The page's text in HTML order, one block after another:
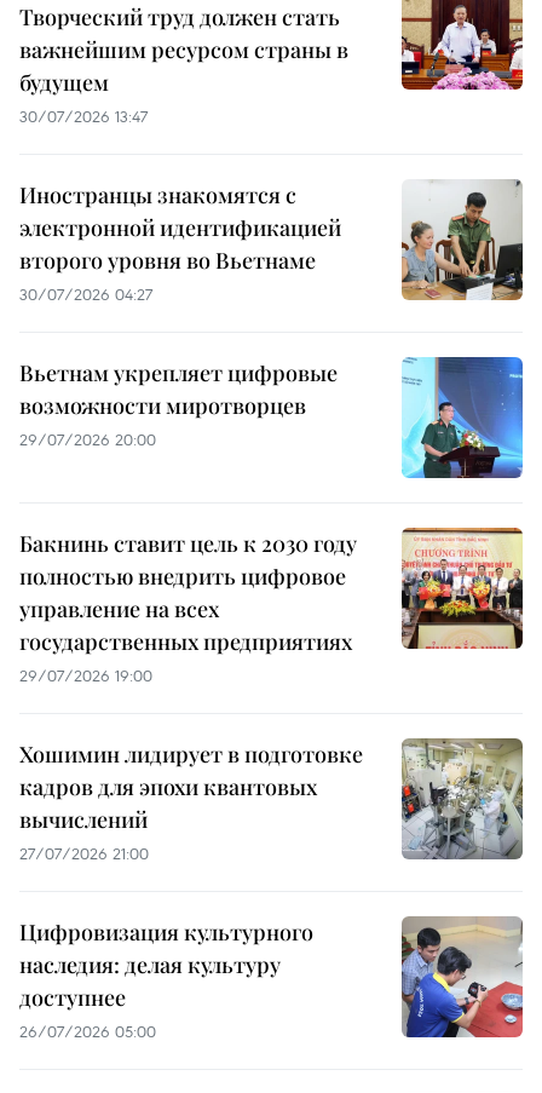
Творческий труд должен стать
важнейшим ресурсом страны в
будущем
30/07/2026 13:47
Иностранцы знакомятся с
электронной идентификацией
второго уровня во Вьетнаме
30/07/2026 04:27
Вьетнам укрепляет цифровые
возможности миротворцев
29/07/2026 20:00
Бакнинь ставит цель к 2030 году
полностью внедрить цифровое
управление на всех
государственных предприятиях
29/07/2026 19:00
Хошимин лидирует в подготовке
кадров для эпохи квантовых
вычислений
27/07/2026 21:00
Цифровизация культурного
наследия: делая культуру
доступнее
26/07/2026 05:00